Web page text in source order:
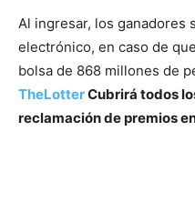
Al ingresar, los ganadores
electrónico, en caso de
bolsa de 868 millones de
TheLotterCubrirá todos
reclamación de premios